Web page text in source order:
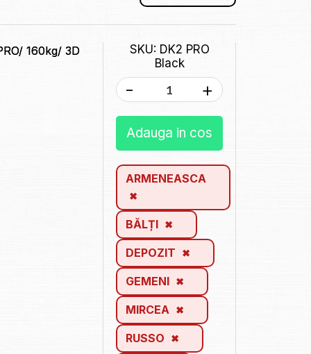
160kg/ 3D
SKU: DK2 PRO
Black
- +
Adauga in cos
ARMENEASCA
BĂLȚI
DEPOZIT
GEMENI
MIRCEA
RUSSO